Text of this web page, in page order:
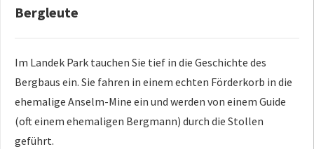
Bergleute
Im Landek Park tauchen Sie tief in die Geschichte des
Bergbaus ein. Sie fahren in einem echten Förderkorb in die
ehemalige Anselm-Mine ein und werden von einem Guide
(oft einem ehemaligen Bergmann) durch die Stollen
geführt.